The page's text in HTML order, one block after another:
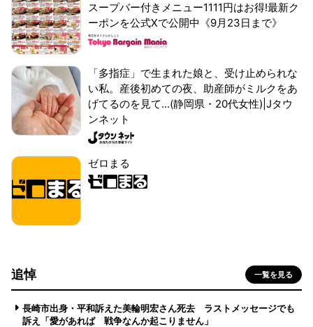
スープバー付きメニュー1111円はお得!最新ク
ーポンを公式Xで公開中《9月23日まで》
「多指症」で生まれた娘と、受け止められな
い私。産後初めての夜、助産師がミルクをあ
げてるのを見て...(静岡県・20代女性)|Jタウ
ンネット
ゼロまる
追悼 一覧を見る
長崎市出身・平和訴えた美輪明宏さん死去 ラストメッセージでも
訴え「愛があれば 戦争なんか起こりません」